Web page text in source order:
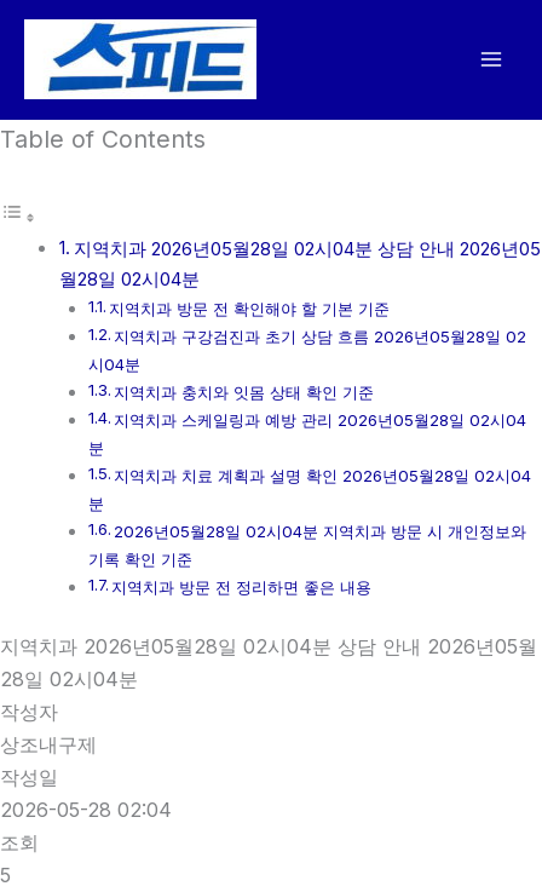
건
뛰
Table of Contents
지역치과 2026년05월28일 02시04분 상담 안내 2026년05
월28일 02시04분
지역치과 방문 전 확인해야 할 기본 기준
지역치과 구강검진과 초기 상담 흐름 2026년05월28일 02
시04분
지역치과 충치와 잇몸 상태 확인 기준
지역치과 스케일링과 예방 관리 2026년05월28일 02시04
분
지역치과 치료 계획과 설명 확인 2026년05월28일 02시04
분
2026년05월28일 02시04분 지역치과 방문 시 개인정보와
기록 확인 기준
지역치과 방문 전 정리하면 좋은 내용
지역치과 2026년05월28일 02시04분 상담 안내 2026년05월
28일 02시04분
작성자
상조내구제
작성일
2026-05-28 02:04
조회
5